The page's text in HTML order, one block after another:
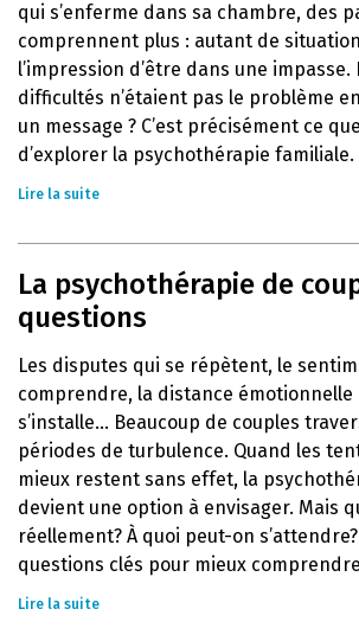
qui s’enferme dans sa chambre, des
comprennent plus : autant de
l’impression d’être dans une impasse.
difficultés n’étaient pas le problème
un message ? C’est précisément ce
d’explorer la psychothérapie familiale.
Lire la suite
La psychothérapie de
questions
Les disputes qui se répètent, le
comprendre, la distance émotionnelle
s’installe… Beaucoup de couples
périodes de turbulence. Quand les
mieux restent sans effet, la
devient une option à envisager. Mais
réellement? À quoi peut-on
questions clés pour mieux
Lire la suite